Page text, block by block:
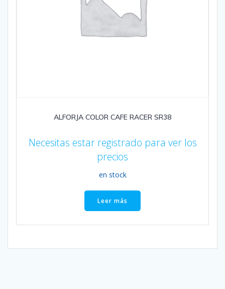
ALFORJA COLOR CAFE RACER SR38
Necesitas estar registrado para ver los
precios
en stock
Leer más